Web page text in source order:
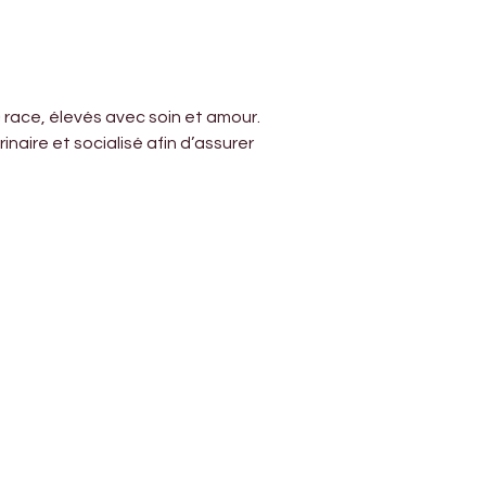
élevés avec soin et amour.
et socialisé afin d’assurer